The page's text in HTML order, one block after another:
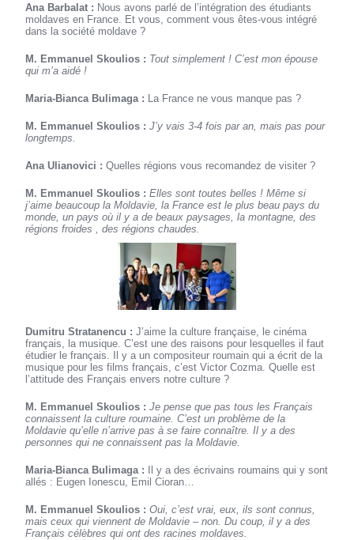
Ana Barbalat : Nous avons parlé de l’intégration des étudiants
moldaves en France. Et vous, comment vous êtes-vous intégré
dans la société moldave ?
M. Emmanuel Skoulios : Tout simplement ! C’est mon épouse
qui m’a aidé !
Maria-Bianca Bulimaga : La France ne vous manque pas ?
M. Emmanuel Skoulios : J’y vais 3-4 fois par an, mais pas pour
longtemps.
Ana Ulianovici : Quelles régions vous recomandez de visiter ?
M. Emmanuel Skoulios : Elles sont toutes belles ! Même si
j’aime beaucoup la Moldavie, la France est le plus beau pays du
monde, un pays où il y a de beaux paysages, la montagne, des
régions froides , des régions chaudes.
Dumitru Stratanencu : J’aime la culture française, le cinéma
français, la musique. C’est une des raisons pour lesquelles il faut
étudier le français. Il y a un compositeur roumain qui a écrit de la
musique pour les films français, c’est Victor Cozma. Quelle est
l’attitude des Français envers notre culture ?
M. Emmanuel Skoulios : Je pense que pas tous les Français
connaissent la culture roumaine. C’est un problème de la
Moldavie qu’elle n’arrive pas à se faire connaître. Il y a des
personnes qui ne connaissent pas la Moldavie.
Maria-Bianca Bulimaga : Il y a des écrivains roumains qui y sont
allés : Eugen Ionescu, Emil Cioran…
M. Emmanuel Skoulios : Oui, c’est vrai, eux, ils sont connus,
mais ceux qui viennent de Moldavie – non. Du coup, il y a des
Français célèbres qui ont des racines moldaves.